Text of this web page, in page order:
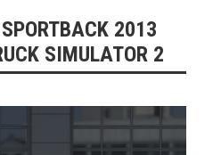
2013
SIMULATOR 2